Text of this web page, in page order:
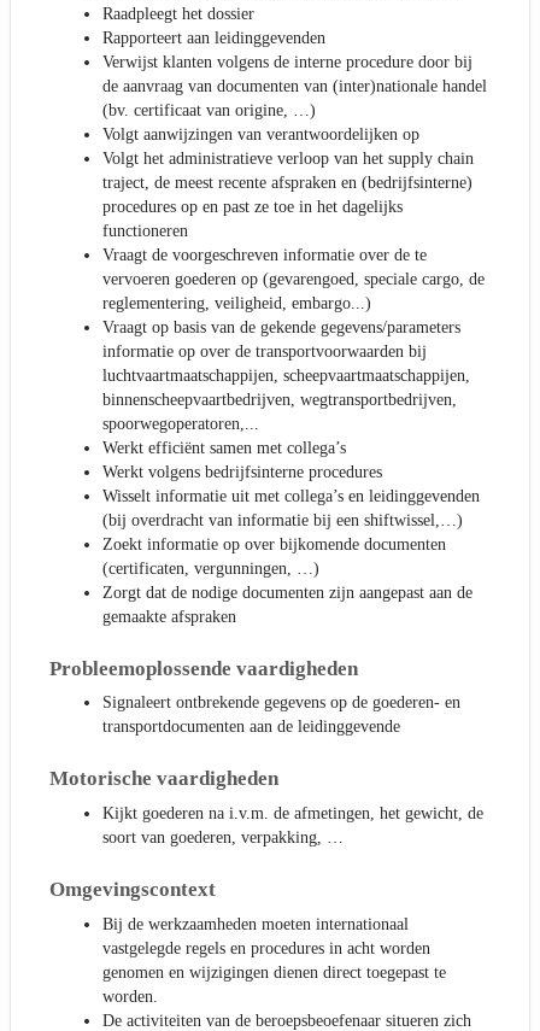
Raadpleegt het dossier
Rapporteert aan leidinggevenden
Verwijst klanten volgens de interne procedure door bij
de aanvraag van documenten van (inter)nationale handel
(bv. certificaat van origine, …)
Volgt aanwijzingen van verantwoordelijken op
Volgt het administratieve verloop van het supply chain
traject, de meest recente afspraken en (bedrijfsinterne)
procedures op en past ze toe in het dagelijks
functioneren
Vraagt de voorgeschreven informatie over de te
vervoeren goederen op (gevarengoed, speciale cargo, de
reglementering, veiligheid, embargo...)
Vraagt op basis van de gekende gegevens/parameters
informatie op over de transportvoorwaarden bij
luchtvaartmaatschappijen, scheepvaartmaatschappijen,
binnenscheepvaartbedrijven, wegtransportbedrijven,
spoorwegoperatoren,...
Werkt efficiënt samen met collega’s
Werkt volgens bedrijfsinterne procedures
Wisselt informatie uit met collega’s en leidinggevenden
(bij overdracht van informatie bij een shiftwissel,…)
Zoekt informatie op over bijkomende documenten
(certificaten, vergunningen, …)
Zorgt dat de nodige documenten zijn aangepast aan de
gemaakte afspraken
Probleemoplossende vaardigheden
Signaleert ontbrekende gegevens op de goederen- en
transportdocumenten aan de leidinggevende
Motorische vaardigheden
Kijkt goederen na i.v.m. de afmetingen, het gewicht, de
soort van goederen, verpakking, …
Omgevingscontext
Bij de werkzaamheden moeten internationaal
vastgelegde regels en procedures in acht worden
genomen en wijzigingen dienen direct toegepast te
worden.
De activiteiten van de beroepsbeoefenaar situeren zich